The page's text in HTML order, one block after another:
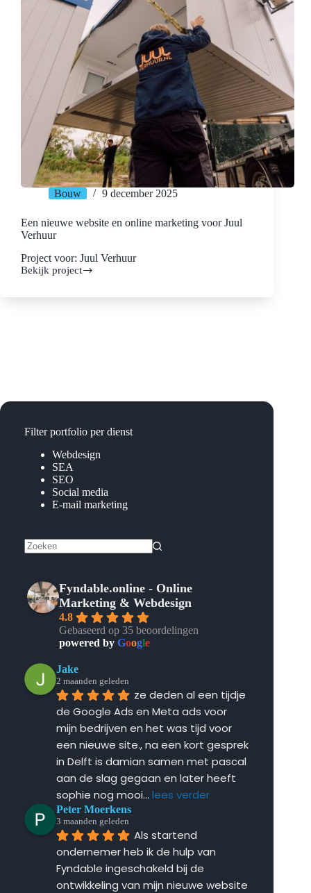
Bouw 9 december 2025
Een nieuwe website en online marketing voor Juul
Verhuur
Project voor: Juul Verhuur
Bekijk project
Een
website
Filter portfolio per dienst
Webdesign
SEA
SEO
Social media
E-mail marketing
Fyndable.online - Online
Marketing & Webdesign
4.8
Gebaseerd op 35 beoordelingen
powered by Google
Jake
2 maanden geleden
ze deden al een tijdje
de Google Ads en Meta ads voor
mijn bedrijven en het was tijd voor
een nieuwe site., na een kort gesprek
in Delft is damian samen met pascal
aan de slag gegaan en later heeft
sophie nog mooi... lees verder
Peter Moerkens
3 maanden geleden
Als startend
ondernemer heb ik de hulp van
Fyndable ingeschakeld bij de
ontwikkeling van mijn nieuwe website